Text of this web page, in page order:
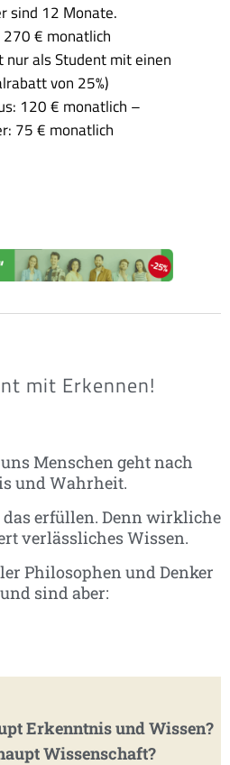
sind 12 Monate.
€ monatlich
nur als Student mit einen
von 25%)
120 € monatlich –
75 € monatlich
mit Erkennen!
Menschen geht nach
und Wahrheit.
erfüllen. Denn wirkliche
verlässliches Wissen.
Philosophen und Denker
sind aber:
Erkenntnis und Wissen?
Wissenschaft?